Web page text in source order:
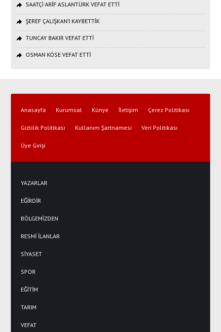
SAATÇİ ARİF ASLANTÜRK VEFAT ETTİ
ŞEREF ÇALIŞKAN’I KAYBETTİK
TUNCAY BAKIR VEFAT ETTİ
OSMAN KÖSE VEFAT ETTİ
Anasayfa Kurumsal Künye İletişim Çerez Politikası
Gizlilik Politikası Kullanım Şartnamesi Veri Politikası
Üye Girişi
YAZARLAR
EĞİRDİR
BÖLGEMİZDEN
RESMİ İLANLAR
SİYASET
SPOR
EĞİTİM
TARIM
VEFAT